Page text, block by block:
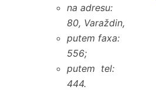
na
80, Varaždin,
putem
556;
putem
444.